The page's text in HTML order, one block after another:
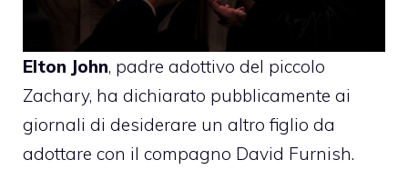
Elton John, padre adottivo del piccolo
Zachary, ha dichiarato pubblicamente ai
giornali di desiderare un altro figlio da
adottare con il compagno David Furnish.